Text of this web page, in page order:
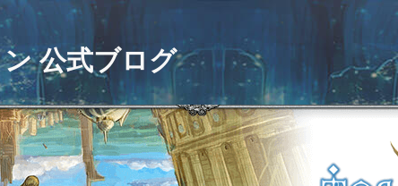
公式ブログ